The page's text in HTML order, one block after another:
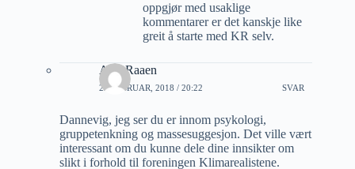
oppgjør med usaklige
kommentarer er det kanskje like
greit å starte med KR selv.
A M Raaen
22 FEBRUAR, 2018 / 20:22 SVAR
Dannevig, jeg ser du er innom psykologi,
gruppetenkning og massesuggesjon. Det ville vært
interessant om du kunne dele dine innsikter om
slikt i forhold til foreningen Klimarealistene.